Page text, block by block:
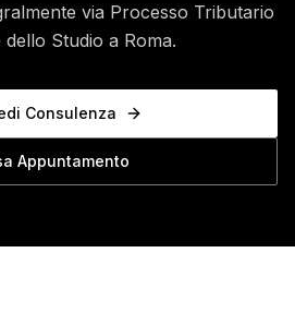
via Processo Tributario
Studio a Roma.
Consulenza
Appuntamento